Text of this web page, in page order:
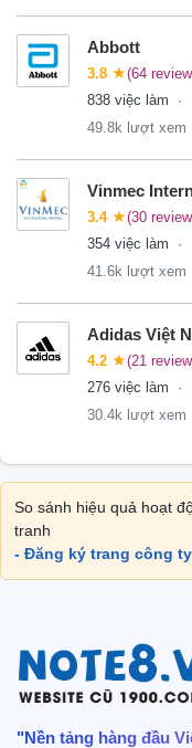
Abbott
3.8 ★(64
838 việc làm
49.8k lượt xem
Vinmec
3.4 ★(30
354 việc làm
41.6k lượt xem
Adidas Việt
4.2 ★(21
276 việc làm
30.4k lượt xem
So sánh hiệu quả hoạt
tranh
- Đăng ký trang công ty
"Nền tảng hàng đầu